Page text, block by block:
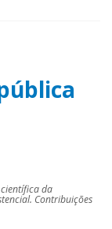
da
Contribuições